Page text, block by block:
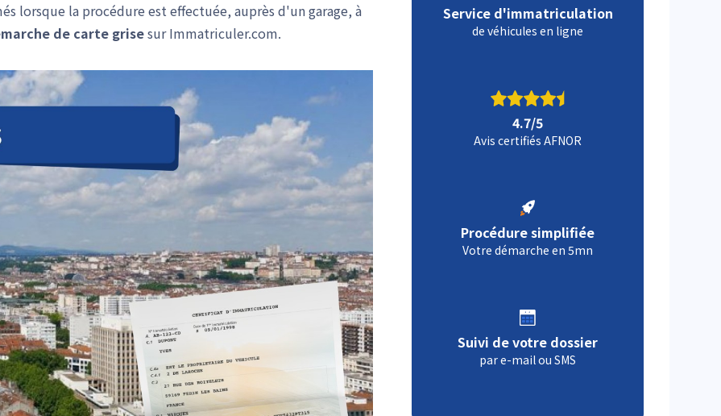
lorsque la procédure est effectuée, auprès d'un garage, à
de carte grisesur Immatriculer.com.
Service d'immatriculation
de véhicules en ligne
4.7/5
Avis certifiés AFNOR
Procédure simplifiée
Votre démarche en 5mn
Suivi de votre dossier
par e-mail ou SMS